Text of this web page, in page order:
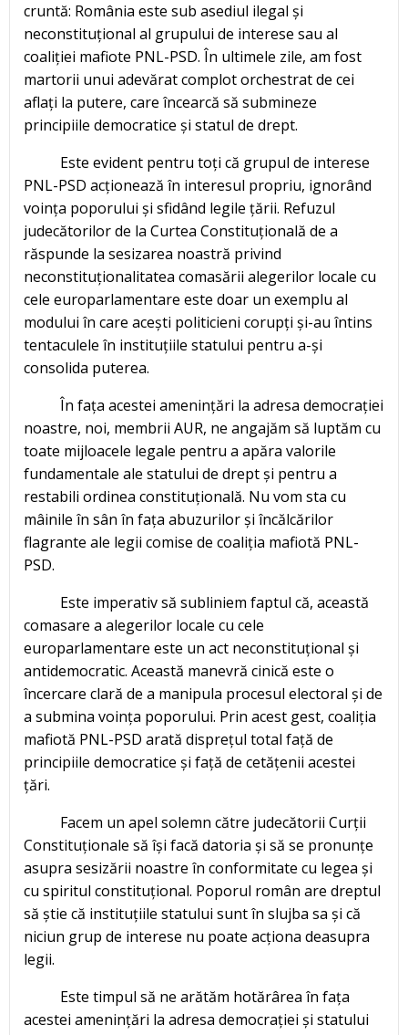
cruntă: România este sub asediul ilegal și
neconstituțional al grupului de interese sau al
coaliției mafiote PNL-PSD. În ultimele zile, am fost
martorii unui adevărat complot orchestrat de cei
aflați la putere, care încearcă să submineze
principiile democratice și statul de drept.
Este evident pentru toți că grupul de interese
PNL-PSD acționează în interesul propriu, ignorând
voința poporului și sfidând legile țării. Refuzul
judecătorilor de la Curtea Constituțională de a
răspunde la sesizarea noastră privind
neconstituționalitatea comasării alegerilor locale cu
cele europarlamentare este doar un exemplu al
modului în care acești politicieni corupți și-au întins
tentaculele în instituțiile statului pentru a-și
consolida puterea.
În fața acestei amenințări la adresa democrației
noastre, noi, membrii AUR, ne angajăm să luptăm cu
toate mijloacele legale pentru a apăra valorile
fundamentale ale statului de drept și pentru a
restabili ordinea constituțională. Nu vom sta cu
mâinile în sân în fața abuzurilor și încălcărilor
flagrante ale legii comise de coaliția mafiotă PNL-
PSD.
Este imperativ să subliniem faptul că, această
comasare a alegerilor locale cu cele
europarlamentare este un act neconstituțional și
antidemocratic. Această manevră cinică este o
încercare clară de a manipula procesul electoral și de
a submina voința poporului. Prin acest gest, coaliția
mafiotă PNL-PSD arată disprețul total față de
principiile democratice și față de cetățenii acestei
țări.
Facem un apel solemn către judecătorii Curții
Constituționale să își facă datoria și să se pronunțe
asupra sesizării noastre în conformitate cu legea și
cu spiritul constituțional. Poporul român are dreptul
să știe că instituțiile statului sunt în slujba sa și că
niciun grup de interese nu poate acționa deasupra
legii.
Este timpul să ne arătăm hotărârea în fața
acestei amenințări la adresa democrației și statului